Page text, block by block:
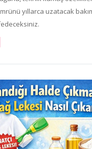
yıllarca uzatacak